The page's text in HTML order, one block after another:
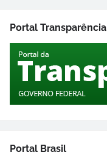
Portal Transparência
Portal Brasil